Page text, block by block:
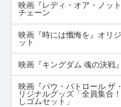
映画『レディ・オア・ノッ
チェーン
映画『時には懺悔を』オリ
ット
映画『キングダム 魂の決戦
映画『パウ・パトロール ザ
リジナルグッズ「全員集合
しゴムセット」